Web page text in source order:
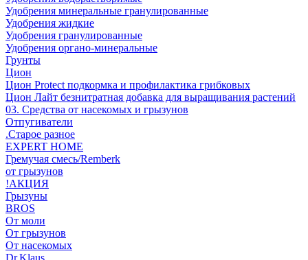
Удобрения минеральные гранулированные
Удобрения жидкие
Удобрения гранулированные
Удобрения органо-минеральные
Грунты
Цион
Цион Protect подкормка и профилактика грибковых
Цион Лайт безнитратная добавка для выращивания растений
03. Средства от насекомых и грызунов
Отпугиватели
.Старое разное
EXPERT HOME
Гремучая смесь/Remberk
от грызунов
!АКЦИЯ
Грызуны
BROS
От моли
От грызунов
От насекомых
Dr.Klaus